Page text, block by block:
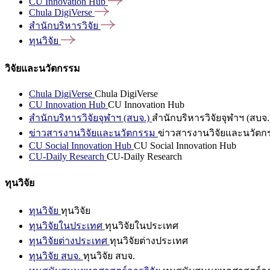
Chula DigiVerse
สำนักบริหารวิจัย
ทุนวิจัย
วิจัยและนวัตกรรม
Chula DigiVerse Chula DigiVerse
CU Innovation Hub CU Innovation Hub
สำนักบริหารวิจัยจุฬาฯ (สบจ.) สำนักบริหารวิจัยจุฬาฯ (สบจ
ข่าวสารงานวิจัยและนวัตกรรม ข่าวสารงานวิจัยและนวัตก
CU Social Innovation Hub CU Social Innovation Hub
CU-Daily Research CU-Daily Research
ทุนวิจัย
ทุนวิจัย ทุนวิจัย
ทุนวิจัยในประเทศ ทุนวิจัยในประเทศ
ทุนวิจัยต่างประเทศ ทุนวิจัยต่างประเทศ
ทุนวิจัย สบจ. ทุนวิจัย สบจ.